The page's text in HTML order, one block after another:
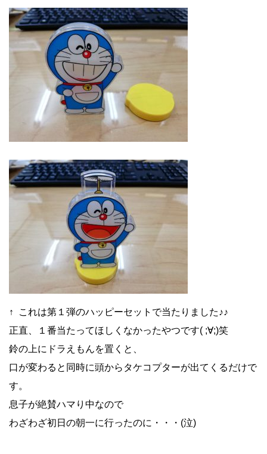
↑ これは第１弾のハッピーセットで当たりました♪♪
正直、１番当たってほしくなかったやつです( ;∀;)笑
鈴の上にドラえもんを置くと、
口が変わると同時に頭からタケコプターが出てくるだけで
す。
息子が絶賛ハマり中なので
わざわざ初日の朝一に行ったのに・・・(泣)